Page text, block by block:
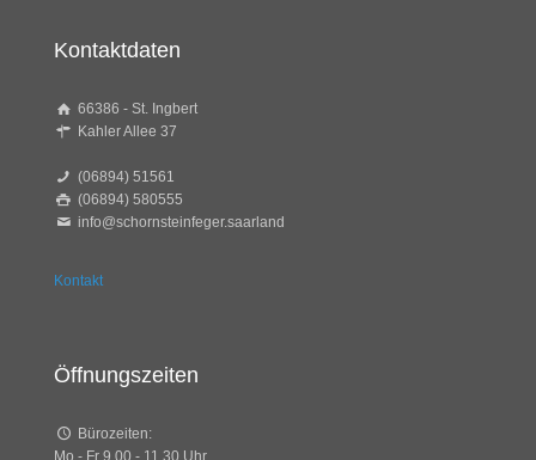
Kontaktdaten
66386 - St. Ingbert
Kahler Allee 37
(06894) 51561
(06894) 580555
info@schornsteinfeger.saarland
Kontakt
Öffnungszeiten
Bürozeiten:
Mo - Fr 9.00 - 11.30 Uhr